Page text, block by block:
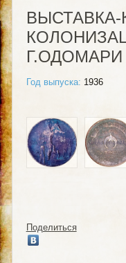
Г.ОДОМАРИ
Год выпуска: 1936
Поделиться